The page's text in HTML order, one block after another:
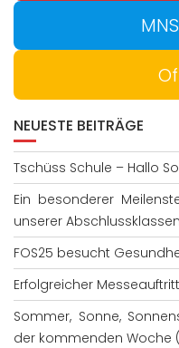
NEUESTE BEITRÄGE
Tschüss Schule – Hallo
Ein besonderer
unserer Abschlussklassen
FOS25 besucht
Erfolgreicher
Sommer, Sonne,
der kommenden Woche